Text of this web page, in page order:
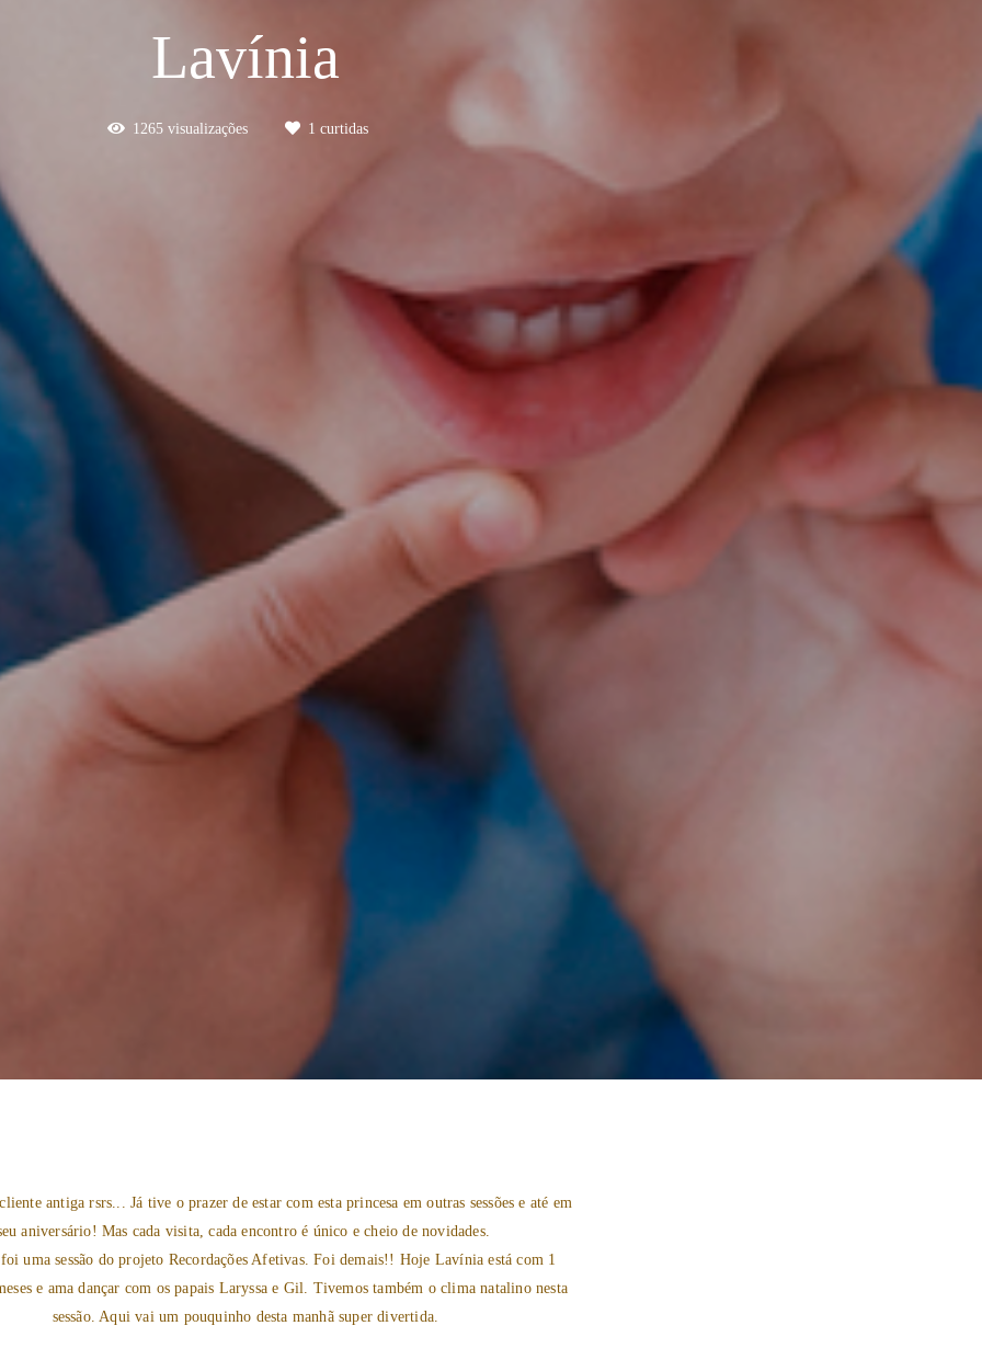
Lavínia
1265visualizações 1 curtidas
antiga rsrs... Já tive o prazer de estar com esta princesa em outras sessões e até em
aniversário! Mas cada visita, cada encontro é único e cheio de novidades.
uma sessão do projeto Recordações Afetivas. Foi demais!! Hoje Lavínia está com 1
e ama dançar com os papais Laryssa e Gil. Tivemos também o clima natalino nesta
sessão. Aqui vai um pouquinho desta manhã super divertida.